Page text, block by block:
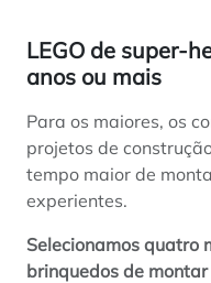
LEGO de super-
anos ou mais
Para os maiores, os
projetos de
tempo maior de
experientes.
Selecionamos quatro
brinquedos de